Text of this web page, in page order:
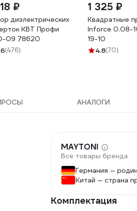
₽
диэлектрических
КВТ Профи
09 78620
(476)
1 325 ₽
Квадратные
Inforce 0.08-
19-10
4.8(70)
АНАЛОГИ
MAYTONI
Все товары бренда
Германия —
Китай — страна
Комплектация